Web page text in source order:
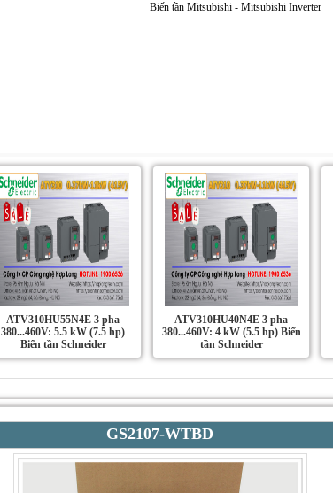
ATV310HU55N4E 3 pha
380...460V: 5.5 kW (7.5 hp)
Biến tần Schneider
ATV310HU40N4E 3 pha
380...460V: 4 kW (5.5 hp) Biến
tần Schneider
GS2107-WTBD